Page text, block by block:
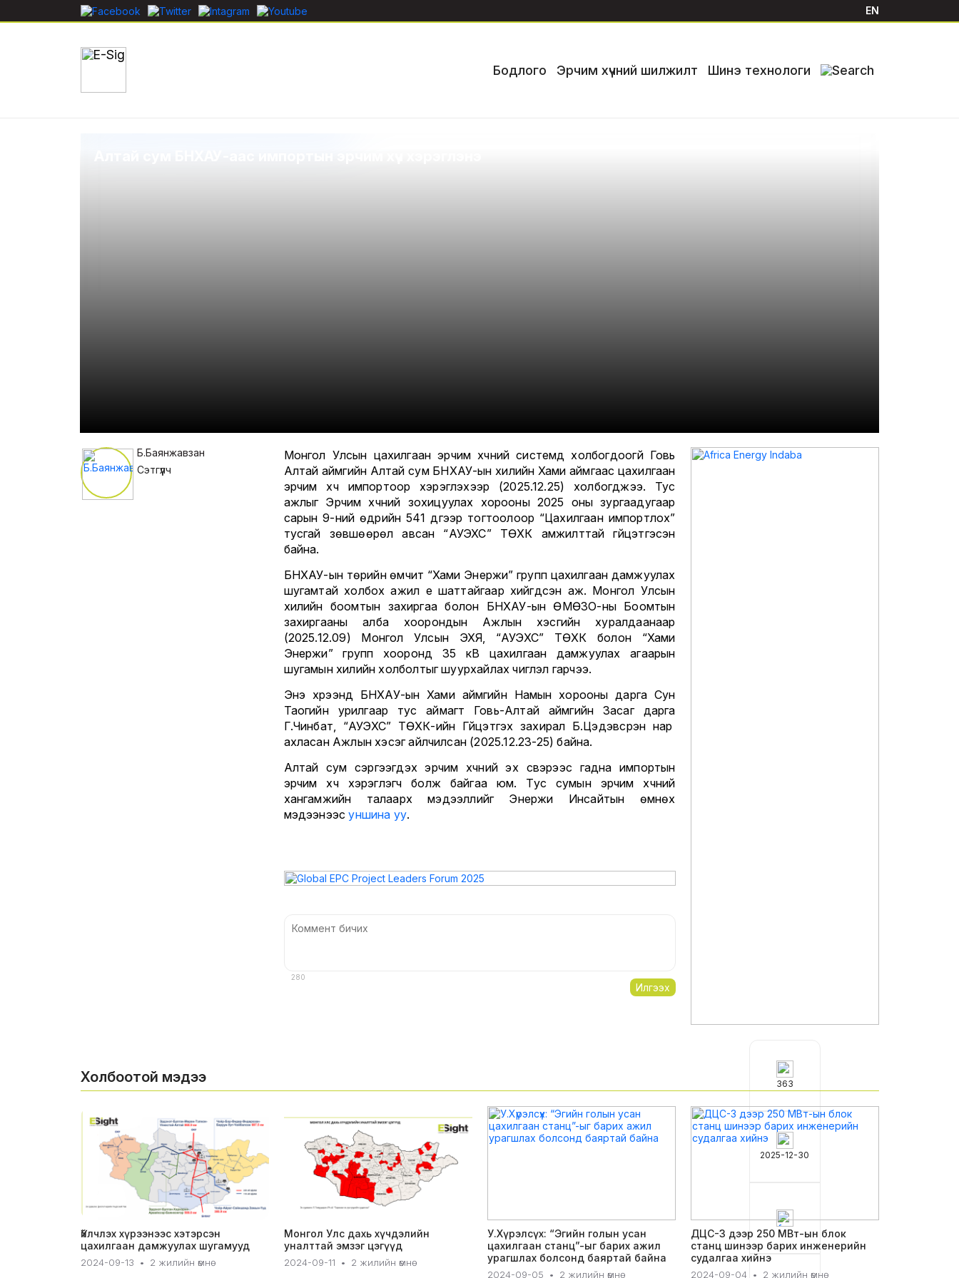
EN
Бодлого Эрчим хүчний шилжилт Шинэ технологи
Б.Баянжавзан
Сэтгүүлч
Монгол Улсын цахилгаан эрчим хүчний системд холбогдоогүй Говь
Алтай аймгийн Алтай сум БНХАУ-ын хилийн Хами аймгаас цахилгаан
эрчим хүч импортоор хэрэглэхээр (2025.12.25) холбогджээ. Тус
ажлыг Эрчим хүчний зохицуулах хорооны 2025 оны зургаадугаар
сарын 9-ний өдрийн 541 дүгээр тогтоолоор “Цахилгаан импортлох”
тусгай зөвшөөрөл авсан “АУЭХС” ТӨХК амжилттай гүйцэтгэсэн
байна.
БНХАУ-ын төрийн өмчит “Хами Энержи” групп цахилгаан дамжуулах
шугамтай холбох ажил үе шаттайгаар хийгдсэн аж. Монгол Улсын
хилийн боомтын захиргаа болон БНХАУ-ын ӨМӨЗО-ны Боомтын
захиргааны алба хоорондын Ажлын хэсгийн хуралдаанаар
(2025.12.09) Монгол Улсын ЭХЯ, “АУЭХС” ТӨХК болон “Хами
Энержи” групп хооронд 35 кВ цахилгаан дамжуулах агаарын
шугамын хилийн холболтыг шуурхайлах чиглэл гарчээ.
Энэ хүрээнд БНХАУ-ын Хами аймгийн Намын хорооны дарга Сун
Таогийн урилгаар тус аймагт Говь-Алтай аймгийн Засаг дарга
Г.Чинбат, “АУЭХС” ТӨХК-ийн Гүйцэтгэх захирал Б.Цэдэвсүрэн нар
ахласан Ажлын хэсэг айлчилсан (2025.12.23-25) байна.
Алтай сум сэргээгдэх эрчим хүчний эх үүсвэрээс гадна импортын
эрчим хүч хэрэглэгч болж байгаа юм. Тус сумын эрчим хүчний
хангамжийн талаарх мэдээллийг Энержи Инсайтын өмнөх
мэдээнээсуншина уу.
280
Илгээх
363
2025-12-30
Холбоотой мэдээ
Үйлчлэх хүрээнээс хэтэрсэн
цахилгаан дамжуулах шугамууд
2024-09-13 • 2 жилийн өмнө
Монгол Улс дахь хүчдэлийн
уналттай эмзэг цэгүүд
2024-09-11 • 2 жилийн өмнө
У.Хүрэлсүх: “Эгийн голын усан
цахилгаан станц”-ыг барих ажил
урагшлах болсонд баяртай байна
2024-09-05 • 2 жилийн өмнө
ДЦС-3 дээр 250 МВт-ын блок
станц шинээр барих инженерийн
судалгаа хийнэ
2024-09-04 • 2 жилийн өмнө